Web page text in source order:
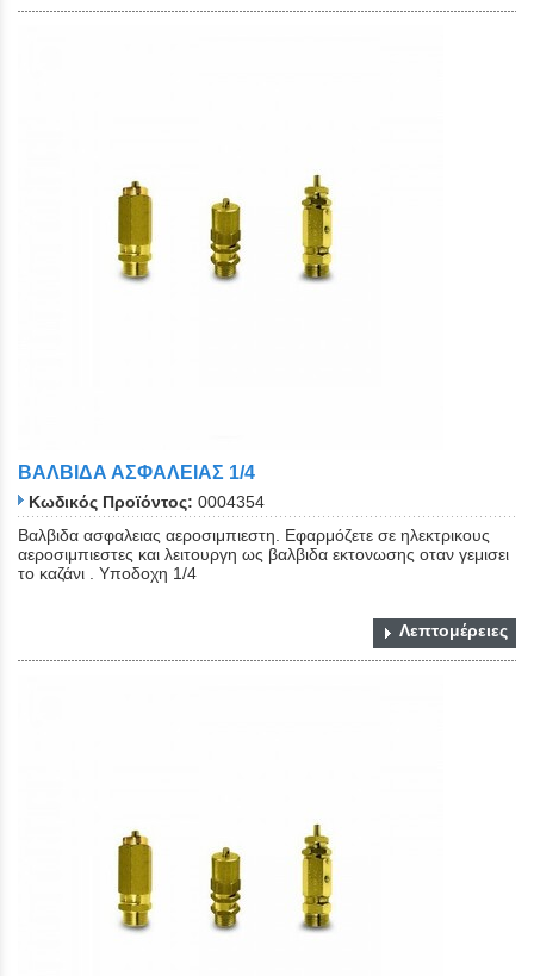
ΒΑΛΒΙΔΑ ΑΣΦΑΛΕΙΑΣ 1/4
Κωδικός Προϊόντος: 0004354
Βαλβιδα ασφαλειας αεροσιμπιεστη. Εφαρμόζετε σε ηλεκτρικους
αεροσιμπιεστες και λειτουργη ως βαλβιδα εκτονωσης οταν γεμισει
το καζάνι . Υποδοχη 1/4
Λεπτομέρειες